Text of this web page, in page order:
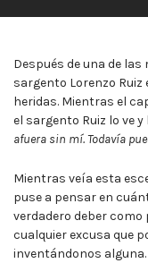
Después de una de
sargento Lorenzo
heridas. Mientras el
el sargento Ruiz lo ve y
afuera sin mí. Todavía
Mientras veía esta
puse a pensar en
verdadero deber como
cualquier excusa que
inventándonos